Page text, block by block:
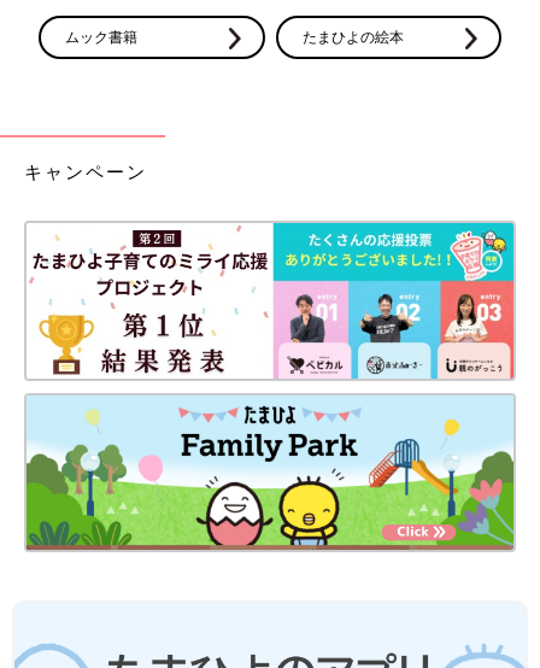
ムック書籍 たまひよの絵本
キャンペーン